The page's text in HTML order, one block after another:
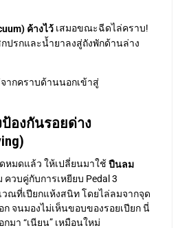
ค้างไว้ เสมอขณะฉีดไล่คราบ!
ปรกและน้ำยาลงสู่ถังพักด้านล่าง
ากคราบด้านนอกเข้าสู่
องกันรอยด่าง
หมดแล้ว ให้เปลี่ยนมาใช้ปืนลม
วบคู่กับการเหยียบ Pedal 3
วณที่เปียกแห้งสนิท โดยไล่ลมจากจุด
จนมองไม่เห็นขอบของรอยเปียก นี่
มา “เนียน” เหมือนใหม่